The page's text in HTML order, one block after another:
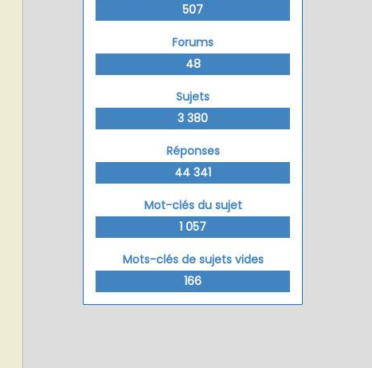
507
Forums
48
Sujets
3 380
Réponses
44 341
Mot-clés du sujet
1 057
Mots-clés de sujets vides
166